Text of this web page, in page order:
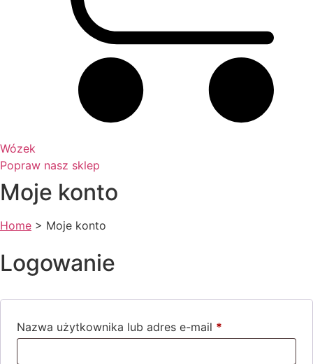
Wózek
Popraw nasz sklep
Moje konto
Home > Moje konto
Logowanie
Nazwa użytkownika lub adres e-mail *